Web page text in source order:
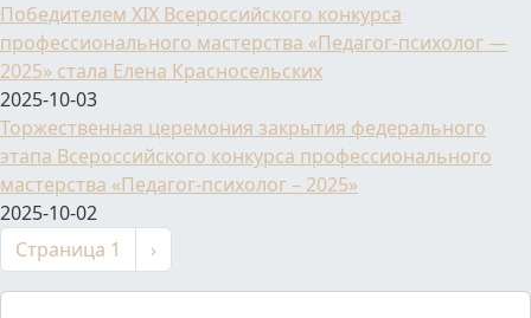
Победителем XIX Всероссийского конкурса
профессионального мастерства «Педагог-психолог —
2025» стала Елена Красносельских
2025-10-03
Торжественная церемония закрытия федерального
этапа Всероссийского конкурса профессионального
мастерства «Педагог-психолог – 2025»
2025-10-02
Нумерация страниц
Страница 1 Следующая страница
›
Поиск